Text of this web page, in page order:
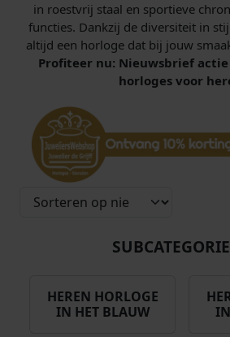
in roestvrij staal en sportieve
functies. Dankzij de diversiteit in
altijd een horloge dat bij jouw
Profiteer nu: Nieuwsbrief
horloges voor
HEREN HORLOGE
IN HET BLAUW